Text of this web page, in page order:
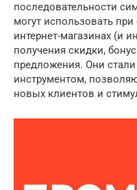
последовательности
могут использовать
интернет-магазинах (и
получения скидки,
предложения. Они
инструментом,
новых клиентов и